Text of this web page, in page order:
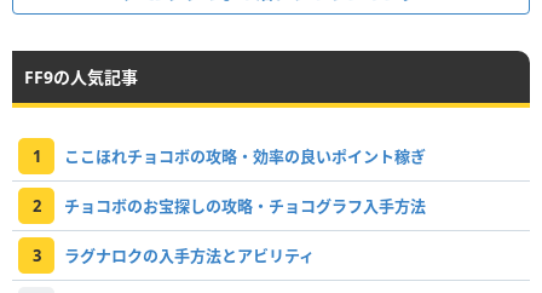
FF9の人気記事
1 ここほれチョコボの攻略・効率の良いポイント稼ぎ
2 チョコボのお宝探しの攻略・チョコグラフ入手方法
3 ラグナロクの入手方法とアビリティ